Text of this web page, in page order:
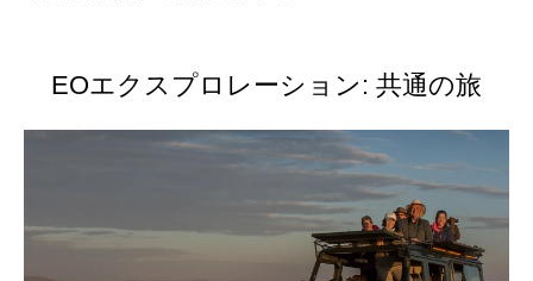
EOエクスプロレーション: 共通の旅